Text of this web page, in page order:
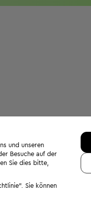
und unseren
Besuche auf der
Sie dies bitte,
Sie können